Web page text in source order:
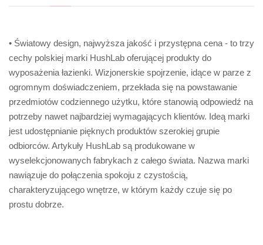
• Światowy design, najwyższa jakość i przystępna cena - to trzy
cechy polskiej marki HushLab oferującej produkty do
wyposażenia łazienki. Wizjonerskie spojrzenie, idące w parze z
ogromnym doświadczeniem, przekłada się na powstawanie
przedmiotów codziennego użytku, które stanowią odpowiedź na
potrzeby nawet najbardziej wymagających klientów. Ideą marki
jest udostępnianie pięknych produktów szerokiej grupie
odbiorców. Artykuły HushLab są produkowane w
wyselekcjonowanych fabrykach z całego świata. Nazwa marki
nawiązuje do połączenia spokoju z czystością,
charakteryzującego wnętrze, w którym każdy czuje się po
prostu dobrze.